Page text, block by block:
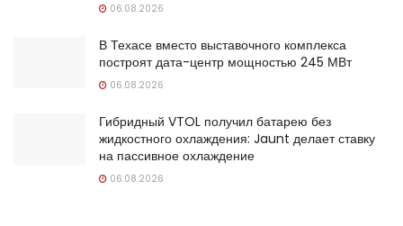
06.08.2026
В Техасе вместо выставочного комплекса
построят дата-центр мощностью 245 МВт
06.08.2026
Гибридный VTOL получил батарею без
жидкостного охлаждения: Jaunt делает ставку
на пассивное охлаждение
06.08.2026